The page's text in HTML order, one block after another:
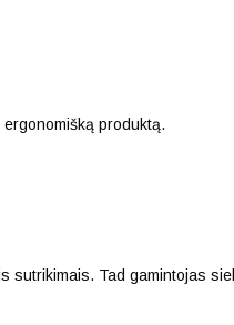
produktą.
Tad gamintojas